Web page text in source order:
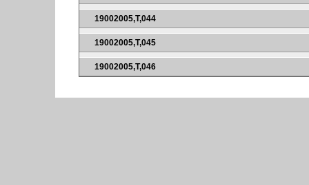
19002005,T,044
19002005,T,045
19002005,T,046